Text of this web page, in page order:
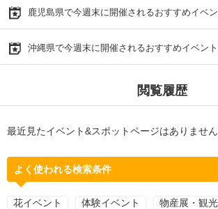
鹿児島県で今週末に開催されるおすすめイベ
沖縄県で今週末に開催されるおすすめイベン
閲覧履歴
最近見たイベント&スポットページはありません
よく使われる検索条件
花イベント 体験イベント 物産展・観